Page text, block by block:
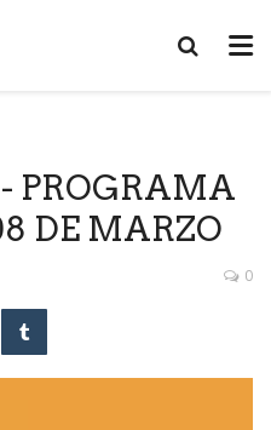
PROGRAMA
DE MARZO
0